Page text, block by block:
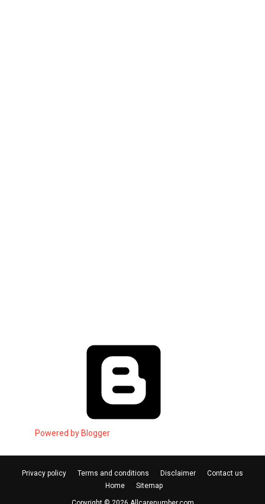
Powered by Blogger
Privacy policy Terms and conditions Disclaimer
Contact us
Home
Sitemap